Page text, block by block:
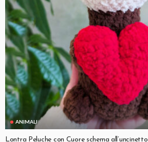
ANIMALI
Lontra Peluche con Cuore schema all’uncinetto